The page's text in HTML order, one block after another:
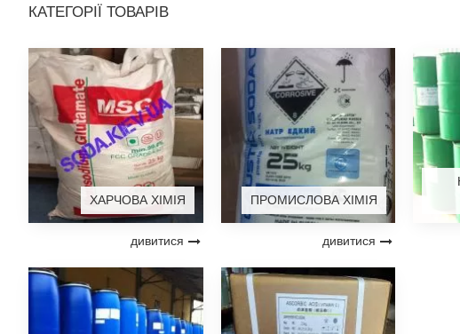
КАТЕГОРІЇ ТОВАРІВ
ХАРЧОВА ХІМІЯ
дивитися
ПРОМИСЛОВА ХІМІЯ
дивитися